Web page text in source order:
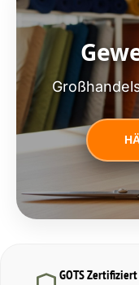
GOTS Zertifiziert